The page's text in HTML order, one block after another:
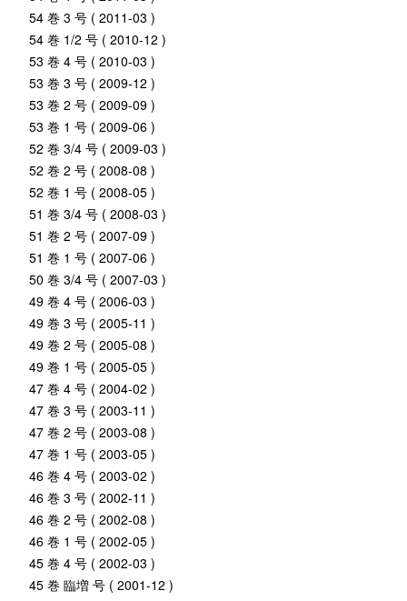
54 巻 3 号 ( 2011-03 )
54 巻 1/2 号 ( 2010-12 )
53 巻 4 号 ( 2010-03 )
53 巻 3 号 ( 2009-12 )
53 巻 2 号 ( 2009-09 )
53 巻 1 号 ( 2009-06 )
52 巻 3/4 号 ( 2009-03 )
52 巻 2 号 ( 2008-08 )
52 巻 1 号 ( 2008-05 )
51 巻 3/4 号 ( 2008-03 )
51 巻 2 号 ( 2007-09 )
51 巻 1 号 ( 2007-06 )
50 巻 3/4 号 ( 2007-03 )
49 巻 4 号 ( 2006-03 )
49 巻 3 号 ( 2005-11 )
49 巻 2 号 ( 2005-08 )
49 巻 1 号 ( 2005-05 )
47 巻 4 号 ( 2004-02 )
47 巻 3 号 ( 2003-11 )
47 巻 2 号 ( 2003-08 )
47 巻 1 号 ( 2003-05 )
46 巻 4 号 ( 2003-02 )
46 巻 3 号 ( 2002-11 )
46 巻 2 号 ( 2002-08 )
46 巻 1 号 ( 2002-05 )
45 巻 4 号 ( 2002-03 )
45 巻 臨増 号 ( 2001-12 )